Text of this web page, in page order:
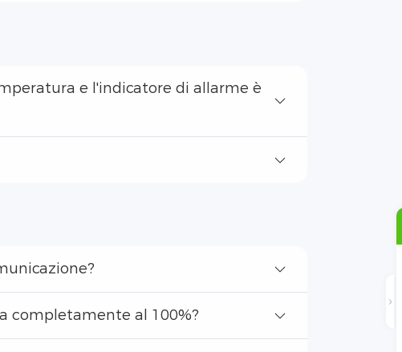
e l'indicatore di allarme è
completamente al 100%?